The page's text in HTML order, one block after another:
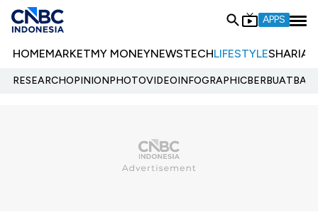
APPS
HOMEMARKETMY MONEYNEWSTECHLIFESTYLESHARIA
RESEARCHOPINIONPHOTOVIDEOINFOGRAPHIC